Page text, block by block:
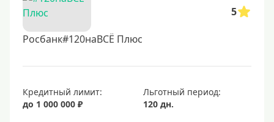
5
Росбанк#120наВСЁ Плюс
Кредитный лимит:
до 1 000 000 ₽
Льготный период:
120 дн.